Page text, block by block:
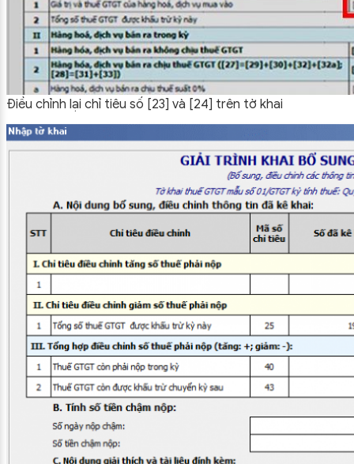
Điều chỉnh lại chỉ tiêu số [23] và [24] trên tờ khai